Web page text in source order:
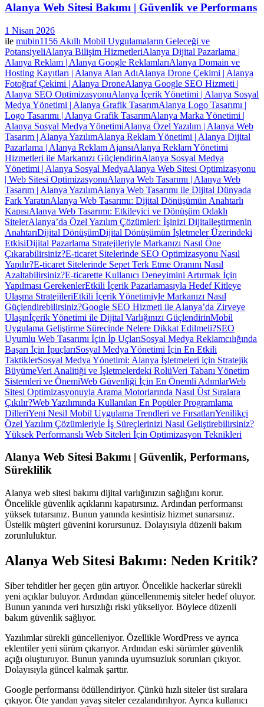
Alanya Web Sitesi Bakımı | Güvenlik ve Performans
1 Nisan 2026
ile mubin1156 Akıllı Mobil Uygulamaların Geleceği ve
PotansiyeliAlanya Bilişim HizmetleriAlanya Dijital Pazarlama |
Alanya Reklam | Alanya Google ReklamlarıAlanya Domain ve
Hosting Kayıtları | Alanya Alan AdıAlanya Drone Çekimi | Alanya
Fotoğraf Çekimi | Alanya DroneAlanya Google SEO Hizmeti |
Alanya SEO OptimizasyonuAlanya İçerik Yönetimi | Alanya Sosyal
Medya Yönetimi | Alanya Grafik TasarımAlanya Logo Tasarımı |
Logo Tasarımı | Alanya Grafik TasarımAlanya Marka Yönetimi |
Alanya Sosyal Medya YönetimiAlanya Özel Yazılım | Alanya Web
Tasarım | Alanya YazılımAlanya Reklam Yönetimi | Alanya Dijital
Pazarlama | Alanya Reklam AjansıAlanya Reklam Yönetimi
Hizmetleri ile Markanızı GüçlendirinAlanya Sosyal Medya
Yönetimi | Alanya Sosyal MedyaAlanya Web Sitesi Optimizasyonu
| Web Sitesi OptimizasyonuAlanya Web Tasarımı | Alanya Web
Tasarım | Alanya YazılımAlanya Web Tasarımı ile Dijital Dünyada
Fark YaratınAlanya Web Tasarımı: Dijital Dönüşümün Anahtarlı
KapısıAlanya Web Tasarımı: Etkileyici ve Dönüşüm Odaklı
SitelerAlanya’da Özel Yazılım Çözümleri: İşinizi Dijitalleştirmenin
AnahtarıDijital DönüşümDijital Dönüşümün İşletmeler Üzerindeki
EtkisiDijital Pazarlama Stratejileriyle Markanızı Nasıl Öne
Çıkarabilirsiniz?E-ticaret Sitelerinde SEO Optimizasyonu Nasıl
Yapılır?E-ticaret Sitelerinde Sepet Terk Etme Oranını Nasıl
Azaltabilirsiniz?E-ticarette Kullanıcı Deneyimini Artırmak İçin
Yapılması GerekenlerEtkili İçerik Pazarlamasıyla Hedef Kitleye
Ulaşma StratejileriEtkili İçerik Yönetimiyle Markanızı Nasıl
Güçlendirebilirsiniz?Google SEO Hizmeti ile Alanya’da Zirveye
Ulaşınİçerik Yönetimi ile Dijital Varlığınızı GüçlendirinMobil
Uygulama Geliştirme Sürecinde Nelere Dikkat Edilmeli?SEO
Uyumlu Web Tasarımı İçin İp UçlarıSosyal Medya Reklamcılığında
Başarı İçin İpuçlarıSosyal Medya Yönetimi İçin En Etkili
TaktiklerSosyal Medya Yönetimi: Alanya İşletmeleri için Stratejik
BüyümeVeri Analitiği ve İşletmelerdeki RolüVeri Tabanı Yönetim
Sistemleri ve ÖnemiWeb Güvenliği İçin En Önemli AdımlarWeb
Sitesi Optimizasyonuyla Arama Motorlarında Nasıl Üst Sıralara
Çıkılır?Web Yazılımında Kullanılan En Popüler Programlama
DilleriYeni Nesil Mobil Uygulama Trendleri ve FırsatlarıYenilikçi
Özel Yazılım Çözümleriyle İş Süreçlerinizi Nasıl Geliştirebilirsiniz?
Yüksek Performanslı Web Siteleri İçin Optimizasyon Teknikleri
Alanya Web Sitesi Bakımı | Güvenlik, Performans,
Süreklilik
Alanya web sitesi bakımı dijital varlığınızın sağlığını korur.
Öncelikle güvenlik açıklarını kapatırsınız. Ardından performansı
yüksek tutarsınız. Bunun yanında kesintisiz hizmet sunarsınız.
Üstelik müşteri güvenini korursunuz. Dolayısıyla düzenli bakım
zorunluluktur.
Alanya Web Sitesi Bakımı: Neden Kritik?
Siber tehditler her geçen gün artıyor. Öncelikle hackerlar sürekli
yeni açıklar buluyor. Ardından güncellenmemiş siteler hedef oluyor.
Bunun yanında veri hırsızlığı riski yükseliyor. Böylece düzenli
bakım güvenlik sağlıyor.
Yazılımlar sürekli güncelleniyor. Özellikle WordPress ve ayrıca
eklentiler yeni sürüm çıkarıyor. Ardından eski sürümler güvenlik
açığı oluşturuyor. Bunun yanında uyumsuzluk sorunları çıkıyor.
Dolayısıyla güncel kalmak şarttır.
Google performansı ödüllendiriyor. Çünkü hızlı siteler üst sıralara
çıkıyor. Öte yandan yavaş siteler cezalandırılıyor. Ayrıca kullanıcı